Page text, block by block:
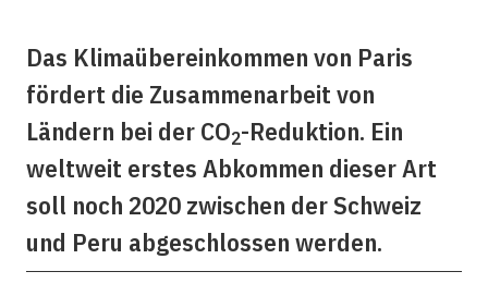
Das Klimaübereinkommen von Paris
fördert die Zusammenarbeit von
Ländern bei der CO2-Reduktion. Ein
weltweit erstes Abkommen dieser Art
soll noch 2020 zwischen der Schweiz
und Peru abgeschlossen werden.